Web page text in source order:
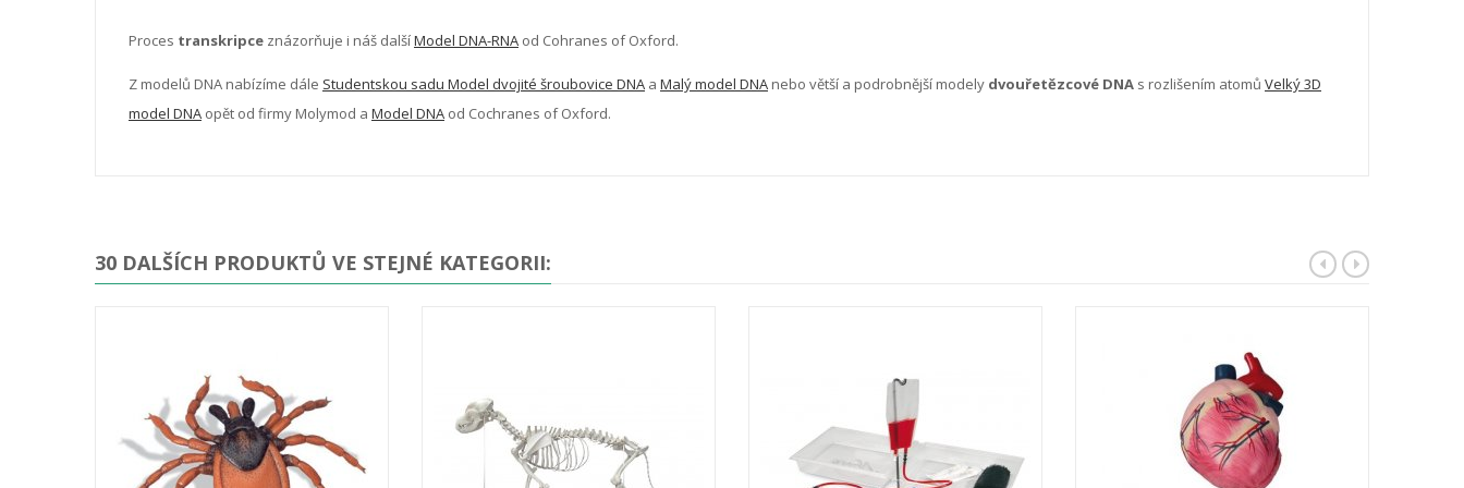
Proces transkripce znázorňuje i náš dalšíModel DNA-RNA od Cohranes of Oxford.
Z modelů DNA nabízíme dále Studentskou sadu Model dvojité šroubovice DNA a Malý model DNA nebo větší a podrobnější modely dvouřetězcové DNA s rozlišením atomů Velký 3D
model DNA opět od firmy Molymod a Model DNA od Cochranes of Oxford.
30 DALŠÍCH PRODUKTŮ VE STEJNÉ KATEGORII: